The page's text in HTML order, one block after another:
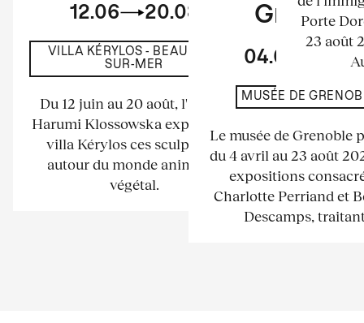
12.06 20.08
VILLA KÉRYLOS - BEAULIEU-
SUR-MER
Du 12 juin au 20 août, l'artiste
Harumi Klossowska expose à la
villa Kérylos ces sculptures
autour du monde animal et
végétal.
Grenoble
04.04
MUSÉE DE
Le musée de Grenoble
du 4 avril au 23 août
expositions
Charlotte Perriand et
Descamps,
Porte
23 août